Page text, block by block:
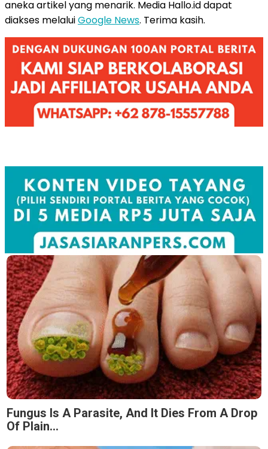
aneka artikel yang menarik. Media Hallo.id dapat
diakses melaluiGoogle News. Terima kasih.
Fungus Is A Parasite, And It Dies From A Drop
Of Plain...